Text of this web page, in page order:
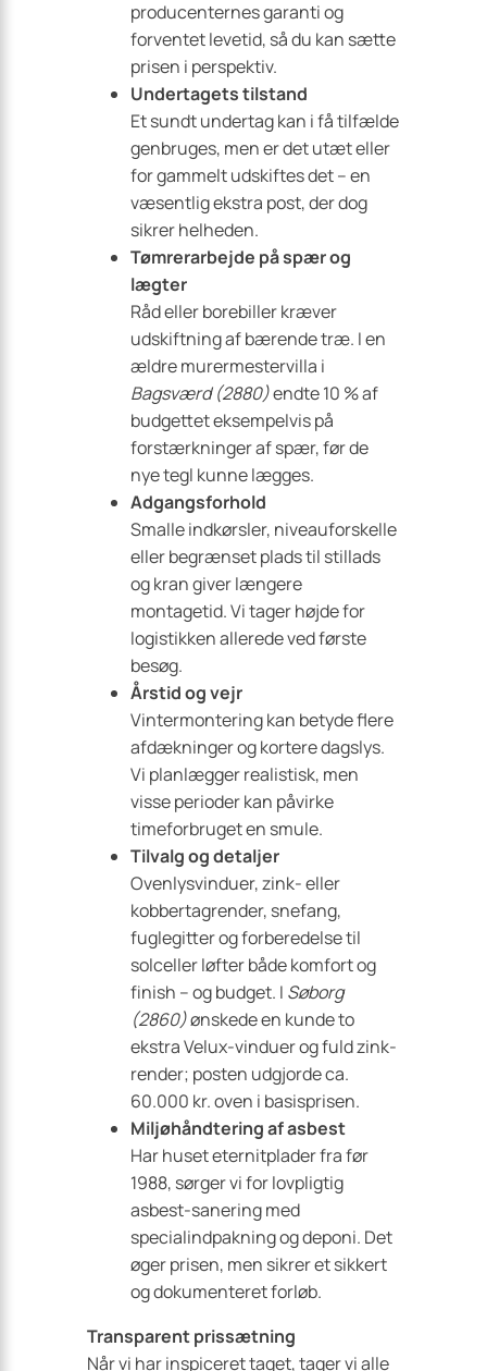
producenternes garanti og
forventet levetid, så du kan sætte
prisen i perspektiv.
Undertagets tilstand
Et sundt undertag kan i få tilfælde
genbruges, men er det utæt eller
for gammelt udskiftes det – en
væsentlig ekstra post, der dog
sikrer helheden.
Tømrerarbejde på spær og
lægter
Råd eller borebiller kræver
udskiftning af bærende træ. I en
ældre murermestervilla i
Bagsværd (2880)endte 10 % af
budgettet eksempelvis på
forstærkninger af spær, før de
nye tegl kunne lægges.
Adgangsforhold
Smalle indkørsler, niveauforskelle
eller begrænset plads til stillads
og kran giver længere
montagetid. Vi tager højde for
logistikken allerede ved første
besøg.
Årstid og vejr
Vinter­montering kan betyde flere
afdækninger og kortere dagslys.
Vi planlægger realistisk, men
visse perioder kan påvirke
timeforbruget en smule.
Tilvalg og detaljer
Ovenlysvinduer, zink- eller
kobbertagrender, snefang,
fuglegitter og forberedelse til
solceller løfter både komfort og
finish – og budget. I Søborg
(2860)ønskede en kunde to
ekstra Velux-vinduer og fuld zink­
render; posten udgjorde ca.
60.000 kr. oven i basisprisen.
Miljøhåndtering af asbest
Har huset eternitplader fra før
1988, sørger vi for lovpligtig
asbest-sanering med
specialindpakning og deponi. Det
øger prisen, men sikrer et sikkert
og dokumenteret forløb.
Transparent prissætning
Når vi har inspiceret taget, tager vi alle